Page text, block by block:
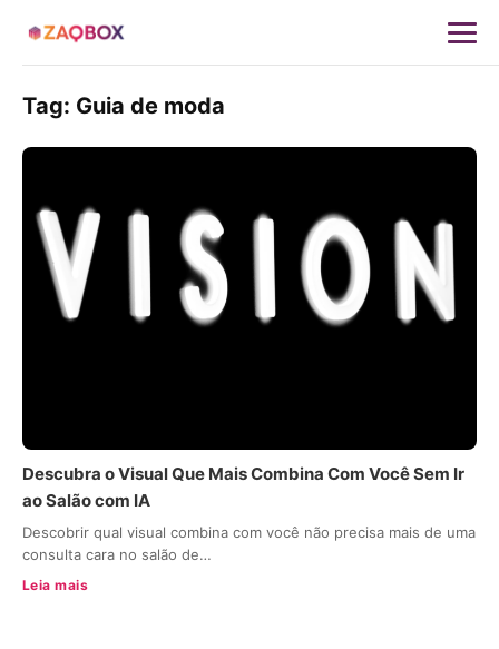
Tag: Guia de moda
Descubra o Visual Que Mais Combina Com Você Sem Ir
ao Salão com IA
Descobrir qual visual combina com você não precisa mais de uma
consulta cara no salão de…
Leia mais